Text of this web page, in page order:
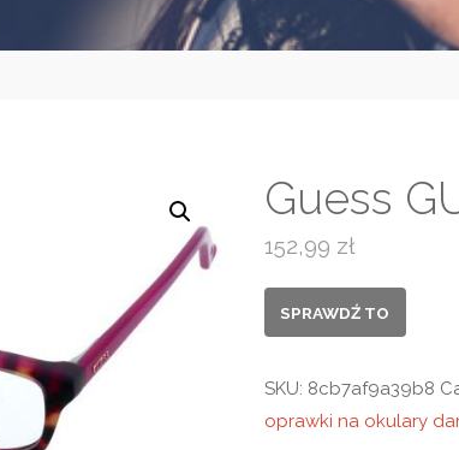
Guess
152,99 zł
SPRAWDŹ TO
SKU: 8cb7af9a39b8
oprawki na okulary